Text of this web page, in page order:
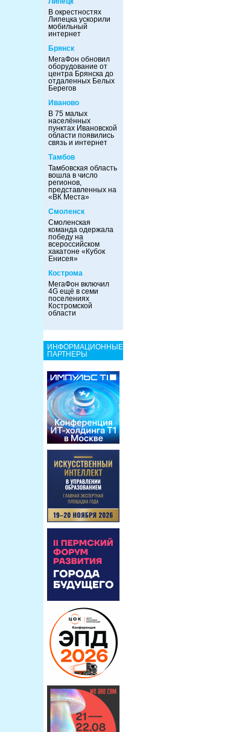
В окрестностях
Липецка ускорили
мобильный
интернет
Брянск
МегаФон обновил
оборудование от
центра Брянска до
отдаленных Белых
Берегов
Иваново
В 75 малых
населённых
пунктах Ивановской
области появились
связь и интернет
Тамбов
Тамбовская область
вошла в число
регионов,
представленных на
«ВК Места»
Смоленск
Смоленская
команда одержала
победу на
всероссийском
хакатоне «Кубок
Енисея»
Кострома
МегаФон включил
4G ещё в семи
поселениях
Костромской
области
ИНФОРМАЦИОННЫЕ
ПАРТНЕРЫ